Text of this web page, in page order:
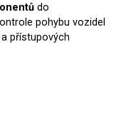
do
pohybu vozidel
přístupových